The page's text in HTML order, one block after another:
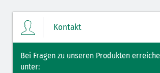
Kontakt
Bei Fragen zu unseren Produkten
unter: